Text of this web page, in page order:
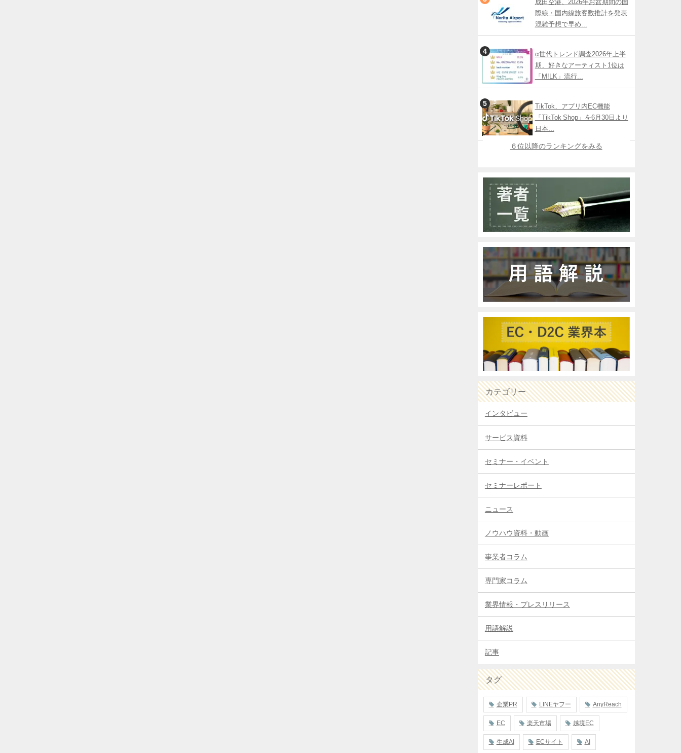
成田空港、2026年お盆期間の国
際線・国内線旅客数推計を発表
混雑予想で早め...
α世代トレンド調査2026年上半
期、好きなアーティスト1位は
「M!LK」流行...
TikTok、アプリ内EC機能
「TikTok Shop」を6月30日より
日本...
６位以降のランキングをみる
カテゴリー
インタビュー
サービス資料
セミナー・イベント
セミナーレポート
ニュース
ノウハウ資料・動画
事業者コラム
専門家コラム
業界情報・プレスリリース
用語解説
記事
タグ
企業PR LINEヤフー AnyReach
EC 楽天市場 越境EC
生成AI ECサイト AI